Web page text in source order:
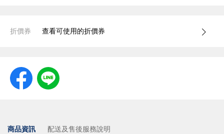
折價券 查看可使用的折價券
商品資訊 配送及售後服務說明